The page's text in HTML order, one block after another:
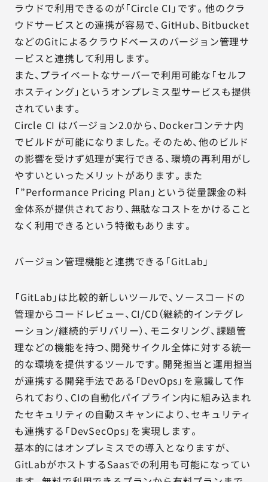
ラウドで利用できるのが「Circle CI」です。他のクラ
ウドサービスとの連携が容易で、GitHub、Bitbucket
などのGitによるクラウドベースのバージョン管理サ
ービスと連携して利用します。
また、プライベートなサーバーで利用可能な「セルフ
ホスティング」というオンプレミス型サービスも提供
されています。
Circle CI はバージョン2.0から、Dockerコンテナ内
でビルドが可能になりました。そのため、他のビルド
の影響を受けず処理が実行できる、環境の再利用がし
やすいといったメリットがあります。また
「”Performance Pricing Plan」という従量課金の料
金体系が提供されており、無駄なコストをかけること
なく利用できるという特徴もあります。
バージョン管理機能と連携できる「GitLab」
「GitLab」は比較的新しいツールで、ソースコードの
管理からコードレビュー、CI/CD（継続的インテグレ
ーション/継続的デリバリー）、モニタリング、課題管
理などの機能を持つ、開発サイクル全体に対する統一
的な環境を提供するツールです。開発担当と運用担当
が連携する開発手法である「DevOps」を意識して作
られており、CIの自動化パイプライン内に組み込まれ
たセキュリティの自動スキャンにより、セキュリティ
も連携する「DevSecOps」を実現します。
基本的にはオンプレミスでの導入となりますが、
GitLabがホストするSaasでの利用も可能になってい